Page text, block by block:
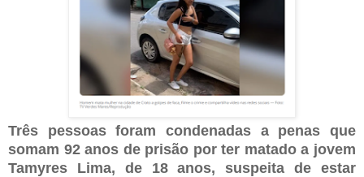
Três pessoas foram condenadas a penas que
somam 92 anos de prisão por ter matado a jovem
Tamyres Lima, de 18 anos, suspeita de estar